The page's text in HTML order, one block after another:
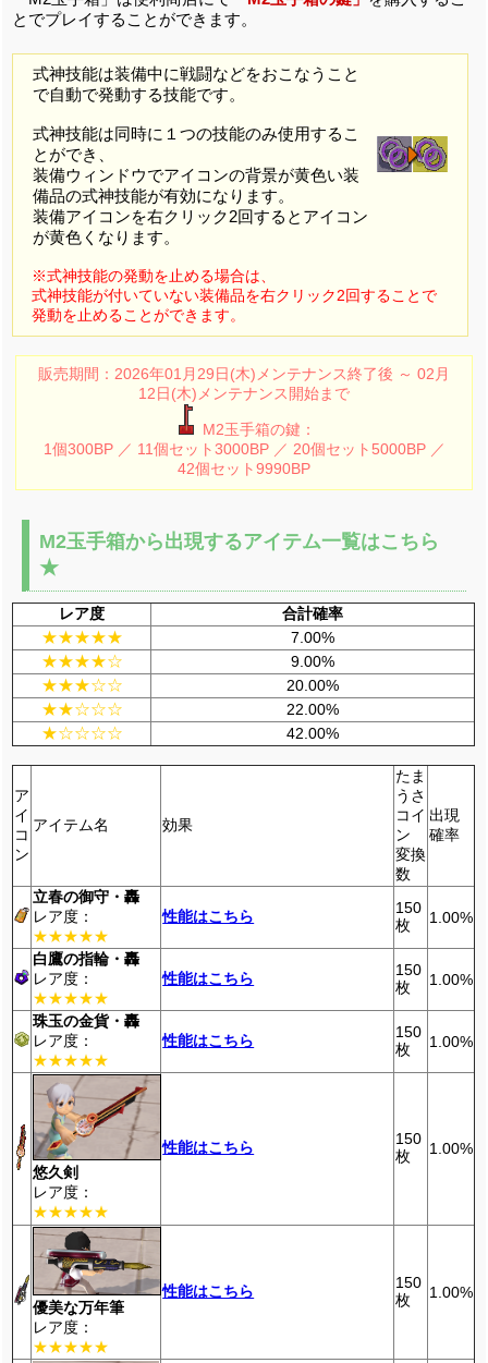
とでプレイすることができます。
式神技能は装備中に戦闘などをおこなうこと
で自動で発動する技能です。
式神技能は同時に１つの技能のみ使用するこ
とができ、
装備ウィンドウでアイコンの背景が黄色い装
備品の式神技能が有効になります。
装備アイコンを右クリック2回するとアイコン
が黄色くなります。
※式神技能の発動を止める場合は、
式神技能が付いていない装備品を右クリック2回することで
発動を止めることができます。
販売期間：2026年01月29日(木)メンテナンス終了後 ～ 02月
12日(木)メンテナンス開始まで
M2玉手箱の鍵：
1個300BP ／ 11個セット3000BP ／ 20個セット5000BP ／
42個セット9990BP
M2玉手箱から出現するアイテム一覧はこちら
★
レア度 合計確率
★★★★★ 7.00%
★★★★☆ 9.00%
★★★☆☆ 20.00%
★★☆☆☆ 22.00%
★☆☆☆☆ 42.00%
ア
イ
コ
ン
アイテム名 効果
たま
うさ
コイ
ン
変換
数
出現
確率
立春の御守・轟
レア度：
★★★★★
性能はこちら
150
枚
1.00%
白鷹の指輪・轟
レア度：
★★★★★
性能はこちら
150
枚
1.00%
珠玉の金貨・轟
レア度：
★★★★★
性能はこちら
150
枚
1.00%
悠久剣
レア度：
★★★★★
性能はこちら
150
枚
1.00%
優美な万年筆
レア度：
★★★★★
性能はこちら
150
枚
1.00%